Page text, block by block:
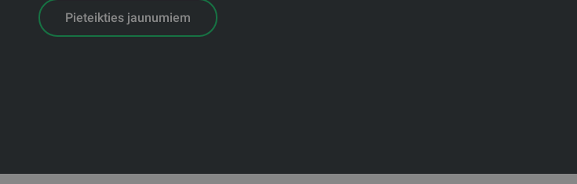
Pieteikties jaunumiem